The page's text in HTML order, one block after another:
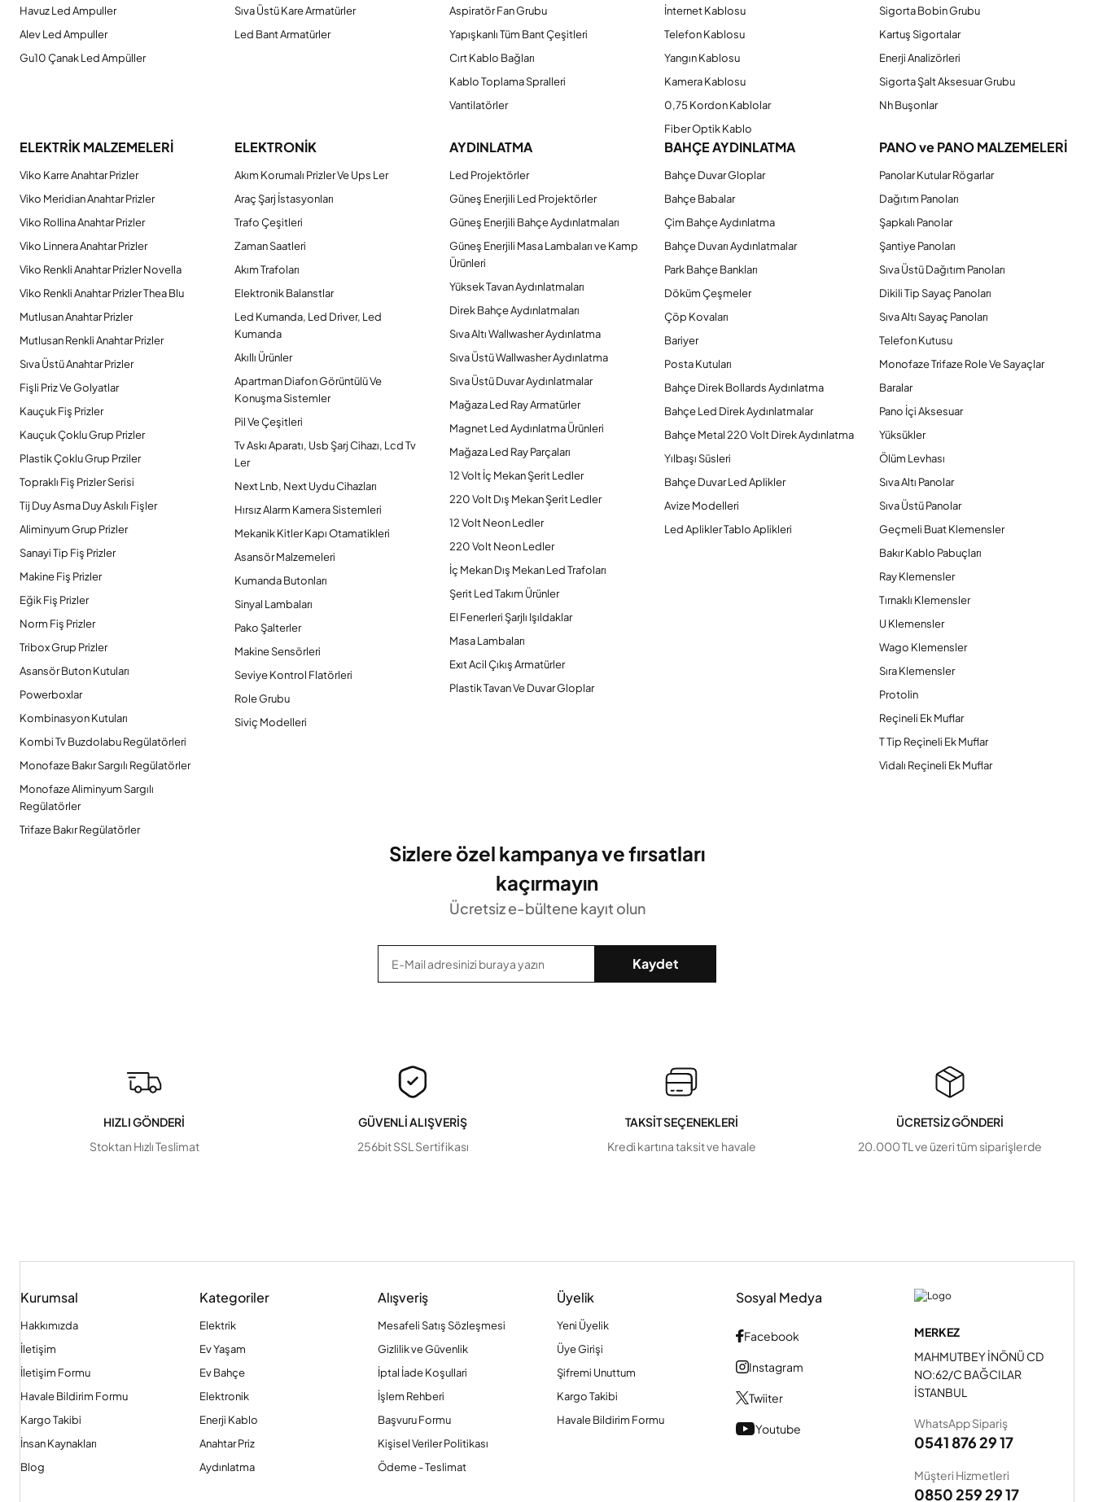
Havuz Led Ampuller
Alev Led Ampuller
Gu10 Çanak Led Ampüller
Sıva Üstü Kare Armatürler
Led Bant Armatürler
Aspiratör Fan Grubu
Yapışkanlı Tüm Bant Çeşitleri
Cırt Kablo Bağları
Kablo Toplama Spralleri
Vantilatörler
İnternet Kablosu
Telefon Kablosu
Yangın Kablosu
Kamera Kablosu
0,75 Kordon Kablolar
Fiber Optik Kablo
Sigorta Bobin Grubu
Kartuş Sigortalar
Enerji Analizörleri
Sigorta Şalt Aksesuar Grubu
Nh Buşonlar
ELEKTRİK MALZEMELERİ
Viko Karre Anahtar Prizler
Viko Meridian Anahtar Prizler
Viko Rollina Anahtar Prizler
Viko Linnera Anahtar Prizler
Viko Renkli Anahtar Prizler Novella
Viko Renkli Anahtar Prizler Thea Blu
Mutlusan Anahtar Prizler
Mutlusan Renkli Anahtar Prizler
Sıva Üstü Anahtar Prizler
Fişli Priz Ve Golyatlar
Kauçuk Fiş Prizler
Kauçuk Çoklu Grup Prizler
Plastik Çoklu Grup Prziler
Topraklı Fiş Prizler Serisi
Tij Duy Asma Duy Askılı Fişler
Aliminyum Grup Prizler
Sanayi Tip Fiş Prizler
Makine Fiş Prizler
Eğik Fiş Prizler
Norm Fiş Prizler
Tribox Grup Prizler
Asansör Buton Kutuları
Powerboxlar
Kombinasyon Kutuları
Kombi Tv Buzdolabu Regülatörleri
Monofaze Bakır Sargılı Regülatörler
Monofaze Aliminyum Sargılı
Regülatörler
Trifaze Bakır Regülatörler
ELEKTRONİK
Akım Korumalı Prizler Ve Ups Ler
Araç Şarj İstasyonları
Trafo Çeşitleri
Zaman Saatleri
Akım Trafoları
Elektronik Balanstlar
Led Kumanda, Led Driver, Led
Kumanda
Akıllı Ürünler
Apartman Diafon Görüntülü Ve
Konuşma Sistemler
Pil Ve Çeşitleri
Tv Askı Aparatı, Usb Şarj Cihazı, Lcd Tv
Ler
Next Lnb, Next Uydu Cihazları
Hırsız Alarm Kamera Sistemleri
Mekanik Kitler Kapı Otamatikleri
Asansör Malzemeleri
Kumanda Butonları
Sinyal Lambaları
Pako Şalterler
Makine Sensörleri
Seviye Kontrol Flatörleri
Role Grubu
Siviç Modelleri
AYDINLATMA
Led Projektörler
Güneş Enerjili Led Projektörler
Güneş Enerjili Bahçe Aydınlatmaları
Güneş Enerjili Masa Lambaları ve Kamp
Ürünleri
Yüksek Tavan Aydınlatmaları
Direk Bahçe Aydınlatmaları
Sıva Altı Wallwasher Aydınlatma
Sıva Üstü Wallwasher Aydınlatma
Sıva Üstü Duvar Aydınlatmalar
Mağaza Led Ray Armatürler
Magnet Led Aydınlatma Ürünleri
Mağaza Led Ray Parçaları
12 Volt İç Mekan Şerit Ledler
220 Volt Dış Mekan Şerit Ledler
12 Volt Neon Ledler
220 Volt Neon Ledler
İç Mekan Dış Mekan Led Trafoları
Şerit Led Takım Ürünler
El Fenerleri Şarjlı Işıldaklar
Masa Lambaları
Exıt Acil Çıkış Armatürler
Plastik Tavan Ve Duvar Gloplar
BAHÇE AYDINLATMA
Bahçe Duvar Gloplar
Bahçe Babalar
Çim Bahçe Aydınlatma
Bahçe Duvarı Aydınlatmalar
Park Bahçe Bankları
Döküm Çeşmeler
Çöp Kovaları
Bariyer
Posta Kutuları
Bahçe Direk Bollards Aydınlatma
Bahçe Led Direk Aydınlatmalar
Bahçe Metal 220 Volt Direk Aydınlatma
Yılbaşı Süsleri
Bahçe Duvar Led Aplikler
Avize Modelleri
Led Aplikler Tablo Aplikleri
PANO ve PANO MALZEMELERİ
Panolar Kutular Rögarlar
Dağıtım Panoları
Şapkalı Panolar
Şantiye Panoları
Sıva Üstü Dağıtım Panoları
Dikili Tip Sayaç Panoları
Sıva Altı Sayaç Panoları
Telefon Kutusu
Monofaze Trifaze Role Ve Sayaçlar
Baralar
Pano İçi Aksesuar
Yüksükler
Ölüm Levhası
Sıva Altı Panolar
Sıva Üstü Panolar
Geçmeli Buat Klemensler
Bakır Kablo Pabuçları
Ray Klemensler
Tırnaklı Klemensler
U Klemensler
Wago Klemensler
Sıra Klemensler
Protolin
Reçineli Ek Muflar
T Tip Reçineli Ek Muflar
Vidalı Reçineli Ek Muflar
Sizlere özel kampanya ve fırsatları
kaçırmayın
Ücretsiz e-bültene kayıt olun
Kaydet
HIZLI GÖNDERİ
Stoktan Hızlı Teslimat
GÜVENLİ ALIŞVERİŞ
256bit SSL Sertifikası
TAKSİT SEÇENEKLERİ
Kredi kartına taksit ve havale
ÜCRETSİZ GÖNDERİ
20.000 TL ve üzeri tüm siparişlerde
Kurumsal
Hakkımızda
İletişim
İletişim Formu
Havale Bildirim Formu
Kargo Takibi
İnsan Kaynakları
Blog
Kategoriler
Elektrik
Ev Yaşam
Ev Bahçe
Elektronik
Enerji Kablo
Anahtar Priz
Aydınlatma
Alışveriş
Mesafeli Satış Sözleşmesi
Gizlilik ve Güvenlik
İptal İade Koşullari
İşlem Rehberi
Başvuru Formu
Kişisel Veriler Politikası
Ödeme - Teslimat
Üyelik
Yeni Üyelik
Üye Girişi
Şifremi Unuttum
Kargo Takibi
Havale Bildirim Formu
Sosyal Medya
Facebook
Instagram
Twiiter
Youtube
MERKEZ
MAHMUTBEY İNÖNÜ CD
NO:62/C BAĞCILAR
İSTANBUL
WhatsApp Sipariş
0541 876 29 17
Müşteri Hizmetleri
0850 259 29 17